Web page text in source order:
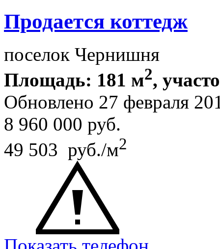
Продается коттедж
поселок Чернишня
Площадь: 181 м2,
Обновлено 27 февраля
8 960 000 руб.
49 503 руб./м2